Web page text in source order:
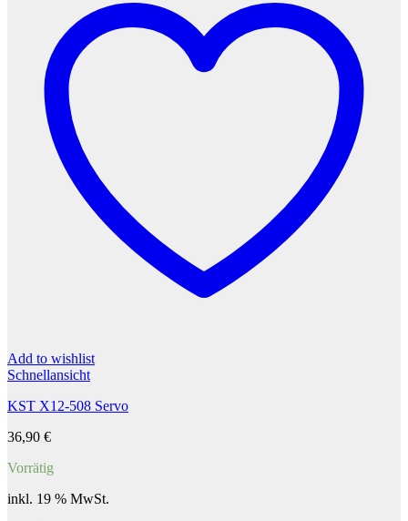
Add to wishlist
Schnellansicht
KST X12-508 Servo
36,90 €
Vorrätig
inkl. 19 % MwSt.